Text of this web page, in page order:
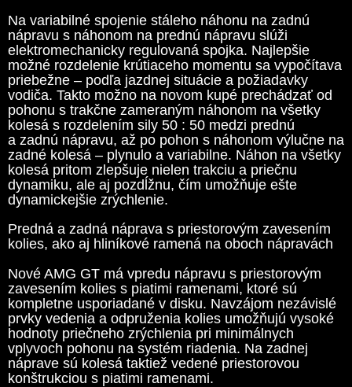
Na variabilné spojenie stáleho náhonu na zadnú
nápravu s náhonom na prednú nápravu slúži
elektromechanicky regulovaná spojka. Najlepšie
možné rozdelenie krútiaceho momentu sa vypočítava
priebežne – podľa jazdnej situácie a požiadavky
vodiča. Takto možno na novom kupé prechádzať od
pohonu s trakčne zameraným náhonom na všetky
kolesá s rozdelením sily 50 : 50 medzi prednú
a zadnú nápravu, až po pohon s náhonom výlučne na
zadné kolesá – plynulo a variabilne. Náhon na všetky
kolesá pritom zlepšuje nielen trakciu a priečnu
dynamiku, ale aj pozdĺžnu, čím umožňuje ešte
dynamickejšie zrýchlenie.
Predná a zadná náprava s priestorovým zavesením
kolies, ako aj hliníkové ramená na oboch nápravách
Nové AMG GT má vpredu nápravu s priestorovým
zavesením kolies s piatimi ramenami, ktoré sú
kompletne usporiadané v disku. Navzájom nezávislé
prvky vedenia a odpruženia kolies umožňujú vysoké
hodnoty priečneho zrýchlenia pri minimálnych
vplyvoch pohonu na systém riadenia. Na zadnej
náprave sú kolesá taktiež vedené priestorovou
konštrukciou s piatimi ramenami.